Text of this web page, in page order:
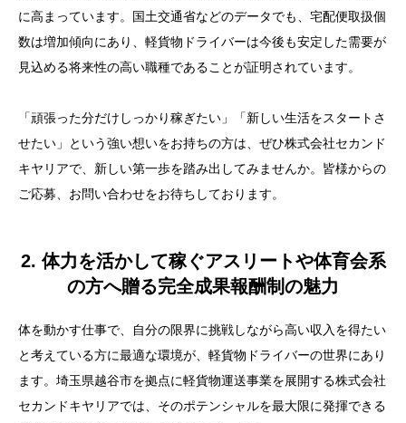
に高まっています。国土交通省などのデータでも、宅配便取扱個
数は増加傾向にあり、軽貨物ドライバーは今後も安定した需要が
見込める将来性の高い職種であることが証明されています。
「頑張った分だけしっかり稼ぎたい」「新しい生活をスタートさ
せたい」という強い想いをお持ちの方は、ぜひ株式会社セカンド
キヤリアで、新しい第一歩を踏み出してみませんか。皆様からの
ご応募、お問い合わせをお待ちしております。
2. 体力を活かして稼ぐアスリートや体育会系
の方へ贈る完全成果報酬制の魅力
体を動かす仕事で、自分の限界に挑戦しながら高い収入を得たい
と考えている方に最適な環境が、軽貨物ドライバーの世界にあり
ます。埼玉県越谷市を拠点に軽貨物運送事業を展開する株式会社
セカンドキヤリアでは、そのポテンシャルを最大限に発揮できる